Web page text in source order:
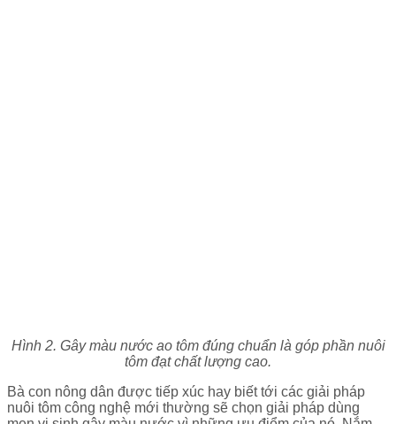
Hình 2. Gây màu nước ao tôm đúng chuẩn là góp phần nuôi
tôm đạt chất lượng cao.
Bà con nông dân được tiếp xúc hay biết tới các giải pháp
nuôi tôm công nghệ mới thường sẽ chọn giải pháp dùng